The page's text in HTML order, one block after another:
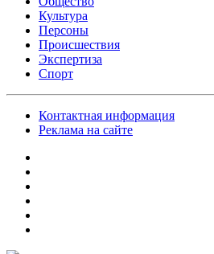
Культура
Персоны
Происшествия
Экспертиза
Спорт
Контактная информация
Реклама на сайте